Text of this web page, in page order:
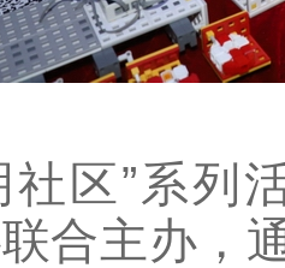
社区”系列
合主办，